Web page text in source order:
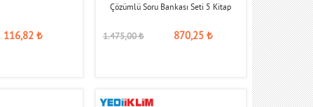
116,82 ₺
Çözümlü Soru Bankası Seti 5 Kitap
1.475,00₺ 870,25₺